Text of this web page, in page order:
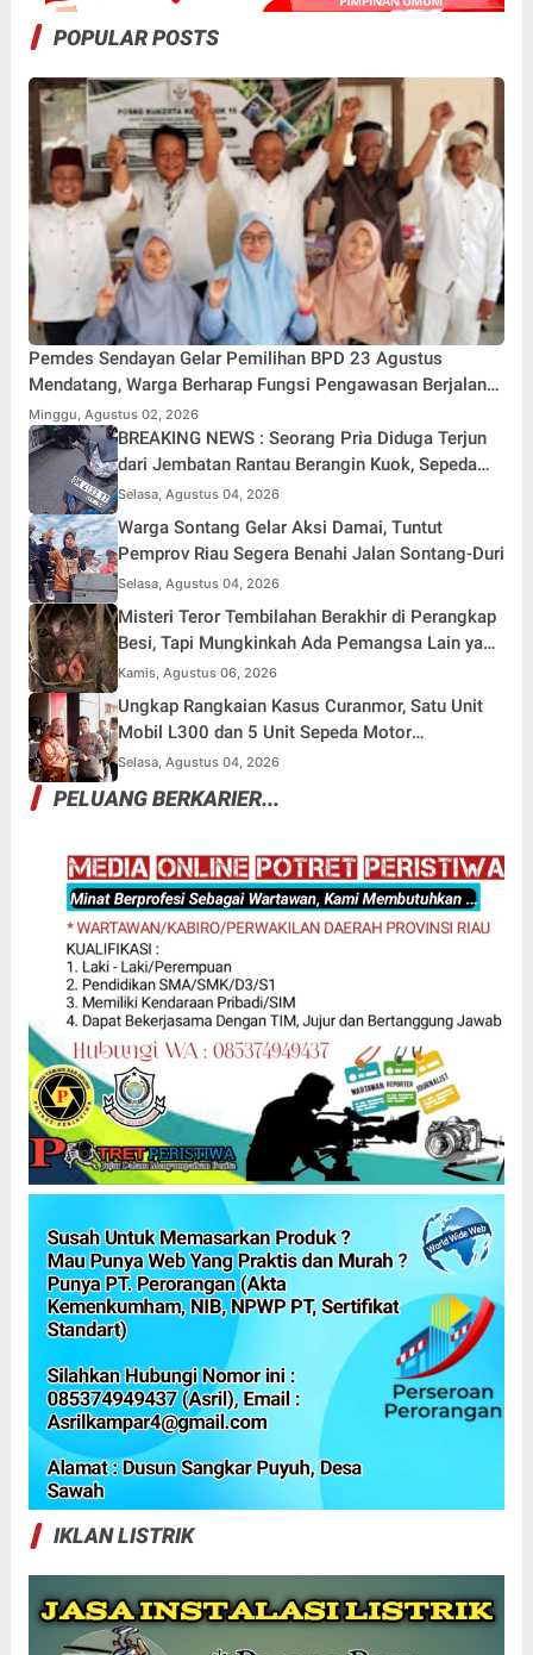
POPULAR POSTS
Pemdes Sendayan Gelar Pemilihan BPD 23 Agustus
Mendatang, Warga Berharap Fungsi Pengawasan Berjalan
Maksimal
Minggu, Agustus 02, 2026
BREAKING NEWS : Seorang Pria Diduga Terjun
dari Jembatan Rantau Berangin Kuok, Sepeda
Motor Ditinggal di Lokasi
Selasa, Agustus 04, 2026
Warga Sontang Gelar Aksi Damai, Tuntut
Pemprov Riau Segera Benahi Jalan Sontang-Duri
Selasa, Agustus 04, 2026
Misteri Teror Tembilahan Berakhir di Perangkap
Besi, Tapi Mungkinkah Ada Pemangsa Lain yang
Masih Mengintai ?
Kamis, Agustus 06, 2026
Ungkap Rangkaian Kasus Curanmor, Satu Unit
Mobil L300 dan 5 Unit Sepeda Motor
Dikembalikan
Selasa, Agustus 04, 2026
PELUANG BERKARIER...
IKLAN LISTRIK